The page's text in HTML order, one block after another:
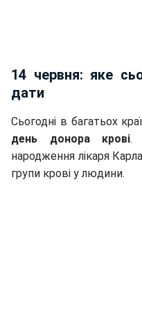
14 червня: яке
дати
Сьогодні в багатьох
день донора крові.
народження лікаря
групи крові у людини.